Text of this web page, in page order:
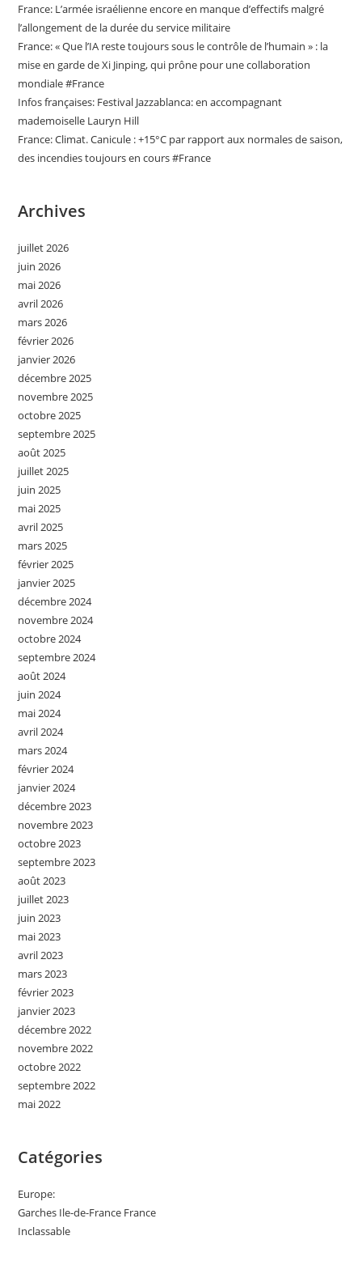
France: L’armée israélienne encore en manque d’effectifs malgré
l’allongement de la durée du service militaire
France: « Que l’IA reste toujours sous le contrôle de l’humain » : la
mise en garde de Xi Jinping, qui prône pour une collaboration
mondiale #France
Infos françaises: Festival Jazzablanca: en accompagnant
mademoiselle Lauryn Hill
France: Climat. Canicule : +15°C par rapport aux normales de saison,
des incendies toujours en cours #France
Archives
juillet 2026
juin 2026
mai 2026
avril 2026
mars 2026
février 2026
janvier 2026
décembre 2025
novembre 2025
octobre 2025
septembre 2025
août 2025
juillet 2025
juin 2025
mai 2025
avril 2025
mars 2025
février 2025
janvier 2025
décembre 2024
novembre 2024
octobre 2024
septembre 2024
août 2024
juin 2024
mai 2024
avril 2024
mars 2024
février 2024
janvier 2024
décembre 2023
novembre 2023
octobre 2023
septembre 2023
août 2023
juillet 2023
juin 2023
mai 2023
avril 2023
mars 2023
février 2023
janvier 2023
décembre 2022
novembre 2022
octobre 2022
septembre 2022
mai 2022
Catégories
Europe:
Garches Ile-de-France France
Inclassable